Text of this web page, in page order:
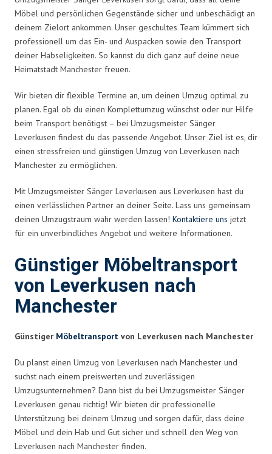
Möbel und persönlichen Gegenstände sicher und unbeschädigt an
deinem Zielort ankommen. Unser geschultes Team kümmert sich
professionell um das Ein- und Auspacken sowie den Transport
deiner Habseligkeiten. So kannst du dich ganz auf deine neue
Heimatstadt Manchester freuen.
Wir bieten dir flexible Termine an, um deinen Umzug optimal zu
planen. Egal ob du einen Komplettumzug wünschst oder nur Hilfe
beim Transport benötigst – bei Umzugsmeister Sänger
Leverkusen findest du das passende Angebot. Unser Ziel ist es, dir
einen stressfreien und günstigen Umzug von Leverkusen nach
Manchester zu ermöglichen.
Mit Umzugsmeister Sänger Leverkusen aus Leverkusen hast du
einen verlässlichen Partner an deiner Seite. Lass uns gemeinsam
deinen Umzugstraum wahr werden lassen! Kontaktiere uns jetzt
für ein unverbindliches Angebot und weitere Informationen.
Günstiger Möbeltransport
von Leverkusen nach
Manchester
Günstiger Möbeltransport von Leverkusen nach Manchester
Du planst einen Umzug von Leverkusen nach Manchester und
suchst nach einem preiswerten und zuverlässigen
Umzugsunternehmen? Dann bist du bei Umzugsmeister Sänger
Leverkusen genau richtig! Wir bieten dir professionelle
Unterstützung bei deinem Umzug und sorgen dafür, dass deine
Möbel und dein Hab und Gut sicher und schnell den Weg von
Leverkusen nach Manchester finden.